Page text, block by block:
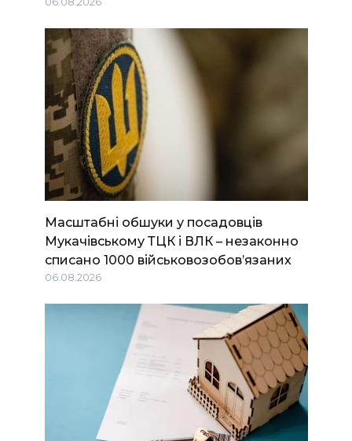
Масштабні обшуки у посадовців
Мукачівському ТЦК і ВЛК – незаконно
списано 1000 військовозобов’язаних
06.08.2026